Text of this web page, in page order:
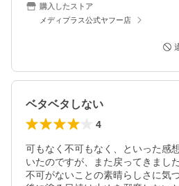
購入したストア
メディプラス公式ヤフー店
ベタベタしない
4
可もなく不可もなく、といった感
いたのですが、また戻ってきました
不可がないことの素晴らしさに気